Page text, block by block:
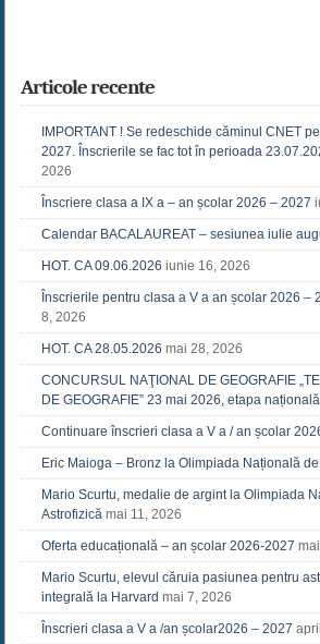
Articole recente
IMPORTANT ! Se redeschide căminul CNET
2027. Înscrierile se fac tot în perioada
2026
Înscriere clasa a IX a – an școlar 2026 – 2027
Calendar BACALAUREAT – sesiunea iulie
HOT. CA 09.06.2026 iunie 16, 2026
Înscrierile pentru clasa a V a an școlar 2026 –
8, 2026
HOT. CA 28.05.2026 mai 28, 2026
CONCURSUL NAŢIONAL DE GEOGRAFIE
DE GEOGRAFIE” 23 mai 2026, etapa națională
Continuare înscrieri clasa a V a / an școlar
Eric Maioga – Bronz la Olimpiada Națională
Mario Scurtu, medalie de argint la Olimpiada
Astrofizică mai 11, 2026
Oferta educațională – an școlar 2026-2027
Mario Scurtu, elevul căruia pasiunea pentru
integrală la Harvard mai 7, 2026
Înscrieri clasa a V a /an școlar2026 – 2027